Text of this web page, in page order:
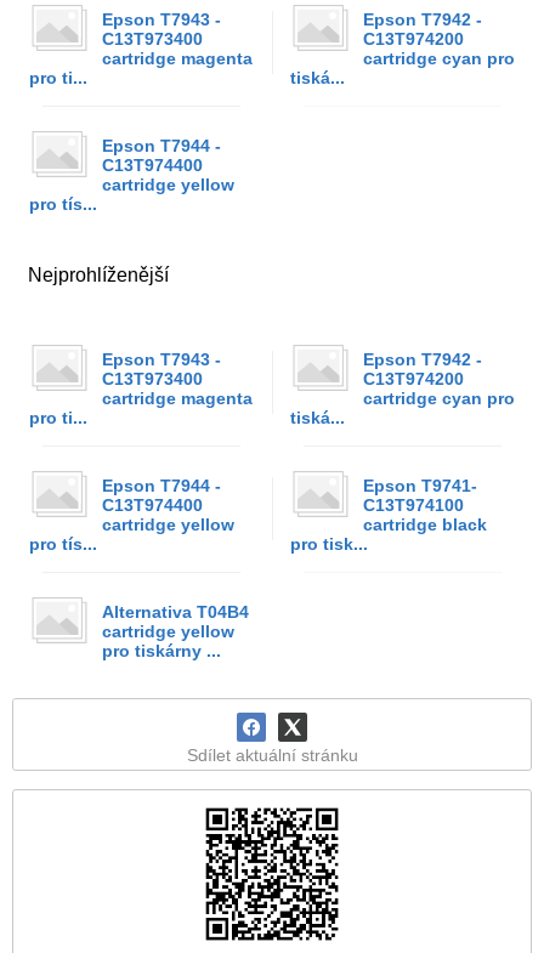
Epson T7943 -
C13T973400
cartridge magenta
pro ti...
Epson T7942 -
C13T974200
cartridge cyan pro
tiská...
Epson T7944 -
C13T974400
cartridge yellow
pro tís...
Nejprohlíženější
Epson T7943 -
C13T973400
cartridge magenta
pro ti...
Epson T7942 -
C13T974200
cartridge cyan pro
tiská...
Epson T7944 -
C13T974400
cartridge yellow
pro tís...
Epson T9741-
C13T974100
cartridge black
pro tisk...
Alternativa T04B4
cartridge yellow
pro tiskárny ...
Sdílet aktuální stránku